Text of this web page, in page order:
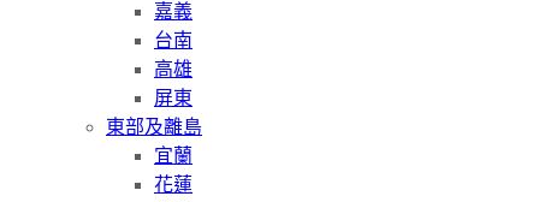
嘉義
台南
高雄
屏東
東部及離島
宜蘭
花蓮